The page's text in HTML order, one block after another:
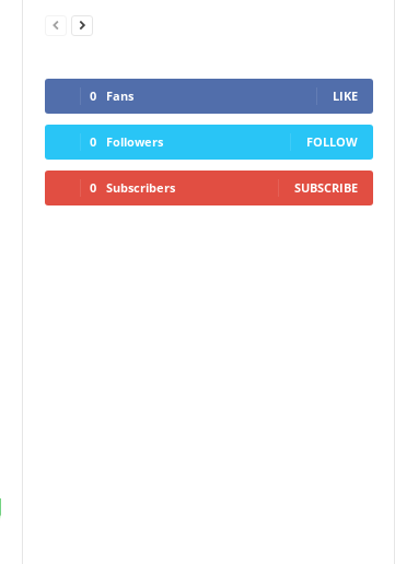
0 Fans LIKE
0 Followers FOLLOW
0 Subscribers SUBSCRIBE